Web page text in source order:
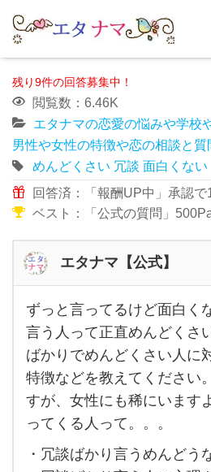
残り9件の回答募集中！
閲覧数：6.46K
エタナマの恋愛の悩みや学校
男性や女性の特徴や恋の相談と質
めんどくさい 冗談 面白くない
回答済：「報酬UP中」承認で
ベスト：「公式の質問」
エタナマ【公式】
ずっ
と言
って
るけ
ど面白
くな
ずっと言ってるけど面白く
言う人って正直めんどくさ
ばかりでめんどくさい人に
特徴などを教えてください
すが、女性にも稀にいます
ってくる人って。。。
・冗談ばかり言うめんどう